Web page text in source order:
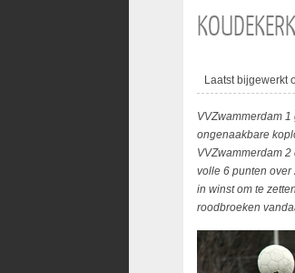
KOUDEKERK
Laatst bijgewerkt
VVZwammerdam
ongenaakbare
VVZwammerdam
volle 6 punten
in winst om te
roodbroeken